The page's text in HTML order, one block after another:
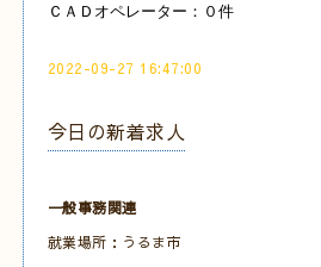
ＣＡＤオペレーター：０件
2022-09-27 16:47:00
今日の新着求人
一般事務関連
就業場所：うるま市